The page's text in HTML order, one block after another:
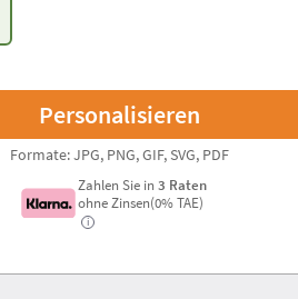
Formate: JPG, PNG, GIF, SVG, PDF
Zahlen Sie in 3 Raten
ohne Zinsen(0% TAE)
i